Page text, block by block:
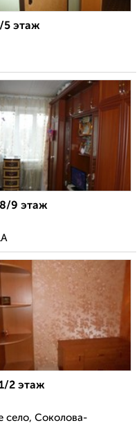
5 этаж
9 этаж
2 этаж
село, Соколова-